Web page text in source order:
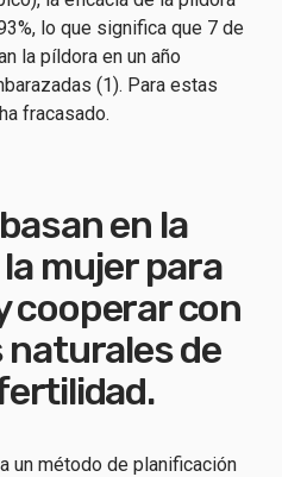
lo que significa que 7 de
la píldora en un año
(1). Para estas
fracasado.
en la
mujer para
cooperar con
de
un método de planificación